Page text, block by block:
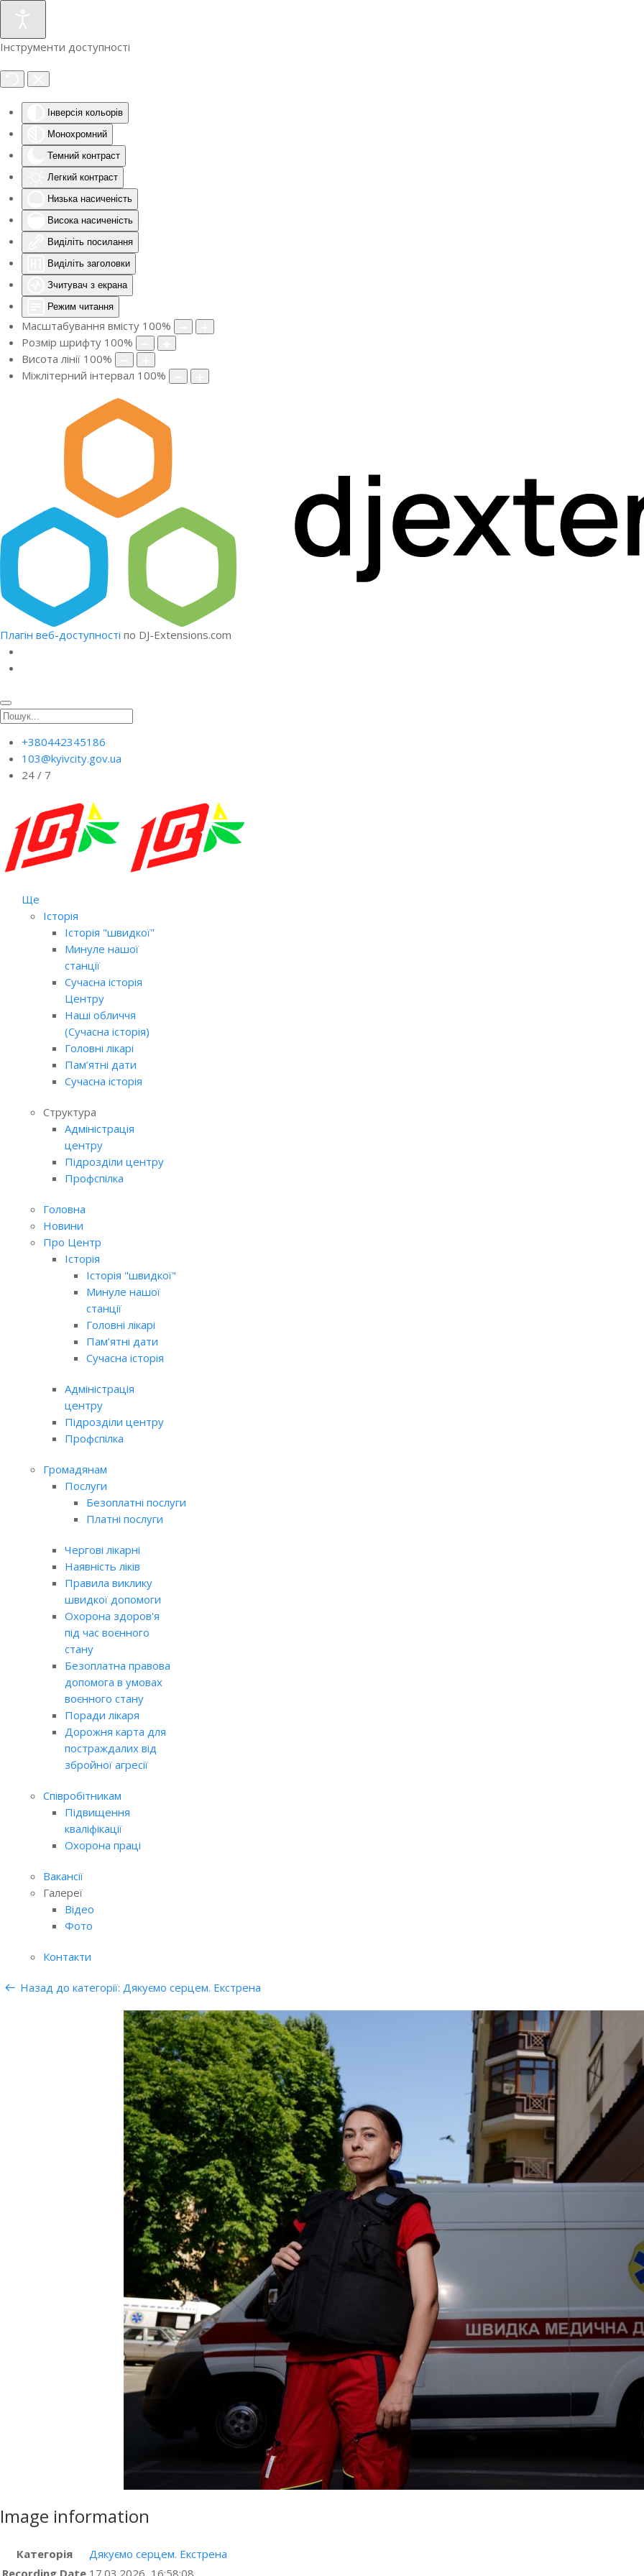
Інструменти доступності
Інверсія кольорів
Монохромний
Темний контраст
Легкий контраст
Низька насиченість
Висока насиченість
Виділіть посилання
Виділіть заголовки
Зчитувач з екрана
Режим читання
Масштабування вмісту 100%
Розмір шрифту 100%
Висота лінії 100%
Міжлітерний інтервал 100%
Плагін веб-доступності по DJ-Extensions.com
+380442345186
103@kyivcity.gov.ua
24 / 7
Ще
Історія
Історія "швидкої"
Минуле нашої
станції
Сучасна історія
Центру
Наші обличчя
(Сучасна історія)
Головні лікарі
Пам’ятні дати
Сучасна історія
Структура
Адміністрація
центру
Підрозділи центру
Профспілка
Головна
Новини
Про Центр
Історія
Історія "швидкої"
Минуле нашої
станції
Головні лікарі
Пам’ятні дати
Сучасна історія
Адміністрація
центру
Підрозділи центру
Профспілка
Громадянам
Послуги
Безоплатні послуги
Платні послуги
Чергові лікарні
Наявність ліків
Правила виклику
швидкої допомоги
Охорона здоров'я
під час воєнного
стану
Безоплатна правова
допомога в умовах
воєнного стану
Поради лікаря
Дорожня карта для
постраждалих від
збройної агресії
Співробітникам
Підвищення
кваліфікації
Охорона праці
Вакансії
Галереї
Відео
Фото
Контакти
Назад до категорії: Дякуємо серцем. Екстрена
Image information
Категорія
Дякуємо серцем. Екстрена
Recording Date 17.03.2026, 16:58:08